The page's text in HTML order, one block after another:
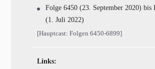
Folge 6450 (23. September 2020) bis
(1. Juli 2022)
[Hauptcast: Folgen 6450-6899]
Links: